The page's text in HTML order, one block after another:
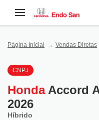
Página Inicial Vendas Diretas
CNPJ
Honda Accord
2026
Híbrido